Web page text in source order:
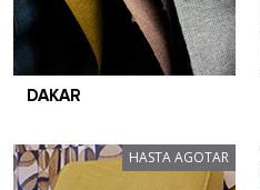
DAKAR
HASTA AGOTAR